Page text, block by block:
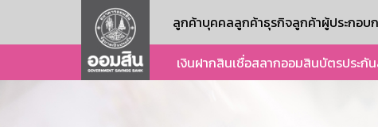
ลูกค้าบุคคลลูกค้าธุรกิจลูกค้าผู้ประกอบ
เงินฝากสินเชื่อสลากออมสินบัตรประกัน